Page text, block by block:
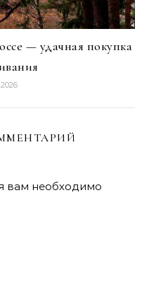
— удачная покупка
вам необходимо